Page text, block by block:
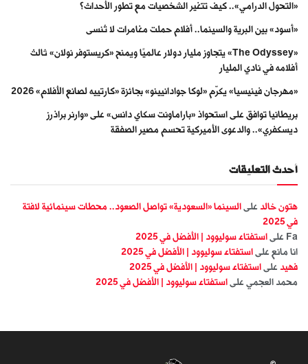
«التحول الدرامي».. كيف تتغير الشخصيات مع تطور الأحداث؟
«أسود» بين البرية والسينما.. أفلام حملت مغامرات لا تُنسى
«The Odyssey» يتجاوز مليار دولار عالميًا ويمنح «كريستوفر نولان» ثالث
أفلامه في نادي المليار
«مهرجان فينيسيا» يكرّم «لوكا جوادانيينو» بجائزة «كارتييه لصانع الأفلام» 2026
بريطانيا توافق على استحواذ «باراماونت سكاي دانس» على «وارنر براذرز
ديسكفري».. والدعوى الأميركية تحسم مصير الصفقة
أحدث التعليقات
هتون خالد على السينما «السعودية» تواصل الصعود.. محطات سينمائية لافتة
في 2025
Fa على استفتاء سوليوود | الأفضل في 2025
انا مانع على استفتاء سوليوود | الأفضل في 2025
فهيد على استفتاء سوليوود | الأفضل في 2025
محمد العجمي على استفتاء سوليوود | الأفضل في 2025